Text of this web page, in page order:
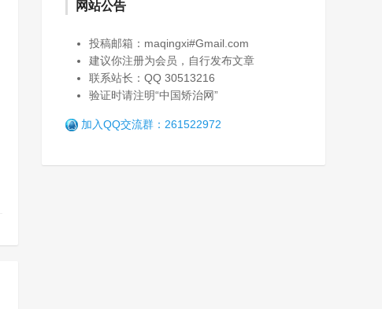
网站公告
投稿邮箱：maqingxi#Gmail.com
建议你注册为会员，自行发布文章
联系站长：QQ 30513216
验证时请注明“中国矫治网”
加入QQ交流群：261522972